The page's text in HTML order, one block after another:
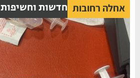
אחלה רחובות חדשות